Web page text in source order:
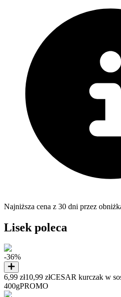
Najniższa cena z 30 dni przez
Lisek poleca
-36%
6,99 zł10,99 złCESAR kurczak w
400gPROMO